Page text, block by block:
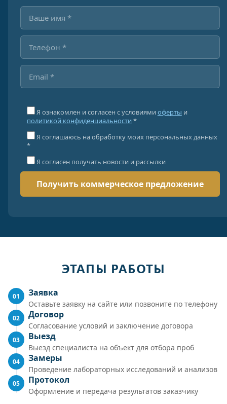
Я ознакомлен и согласен с условиями оферты и
политикой конфиденциальности *
Я соглашаюсь на обработку моих персональных данных
*
Я согласен получать новости и рассылки
ЭТАПЫ РАБОТЫ
01 Заявка
Оставьте заявку на сайте или позвоните по телефону
02 Договор
Согласование условий и заключение договора
03 Выезд
Выезд специалиста на объект для отбора проб
04 Замеры
Проведение лабораторных исследований и анализов
05 Протокол
Оформление и передача результатов заказчику